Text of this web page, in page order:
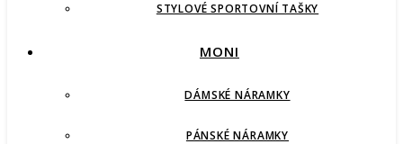
STYLOVÉ SPORTOVNÍ TAŠKY
MONI
DÁMSKÉ NÁRAMKY
PÁNSKÉ NÁRAMKY